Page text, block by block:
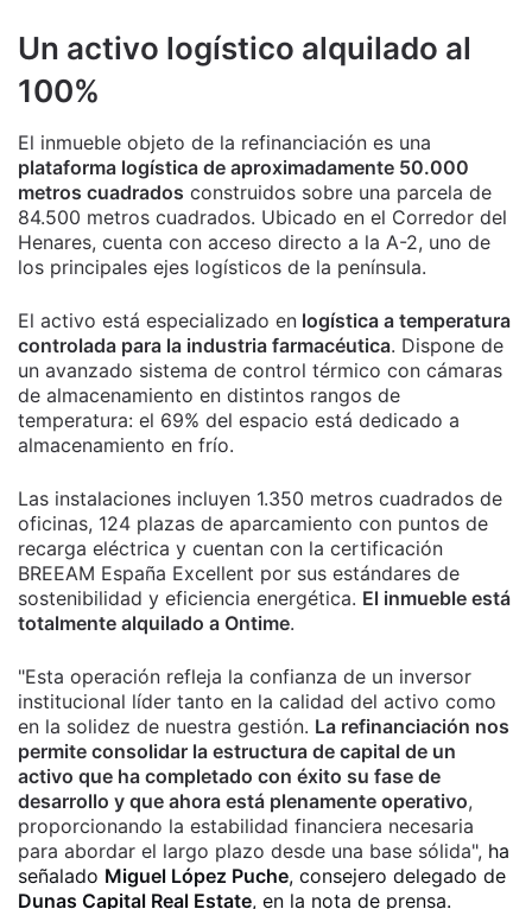
Un activo logístico alquilado al
100%
El inmueble objeto de la refinanciación es una
plataforma logística de aproximadamente 50.000
metros cuadrados construidos sobre una parcela de
84.500 metros cuadrados. Ubicado en el Corredor del
Henares, cuenta con acceso directo a la A-2, uno de
los principales ejes logísticos de la península.
El activo está especializado en logística a temperatura
controlada para la industria farmacéutica. Dispone de
un avanzado sistema de control térmico con cámaras
de almacenamiento en distintos rangos de
temperatura: el 69% del espacio está dedicado a
almacenamiento en frío.
Las instalaciones incluyen 1.350 metros cuadrados de
oficinas, 124 plazas de aparcamiento con puntos de
recarga eléctrica y cuentan con la certificación
BREEAM España Excellent por sus estándares de
sostenibilidad y eficiencia energética. El inmueble está
totalmente alquilado a Ontime.
"Esta operación refleja la confianza de un inversor
institucional líder tanto en la calidad del activo como
en la solidez de nuestra gestión. La refinanciación nos
permite consolidar la estructura de capital de un
activo que ha completado con éxito su fase de
desarrollo y que ahora está plenamente operativo,
proporcionando la estabilidad financiera necesaria
para abordar el largo plazo desde una base sólida", ha
señalado Miguel López Puche, consejero delegado de
Dunas Capital Real Estate, en la nota de prensa.